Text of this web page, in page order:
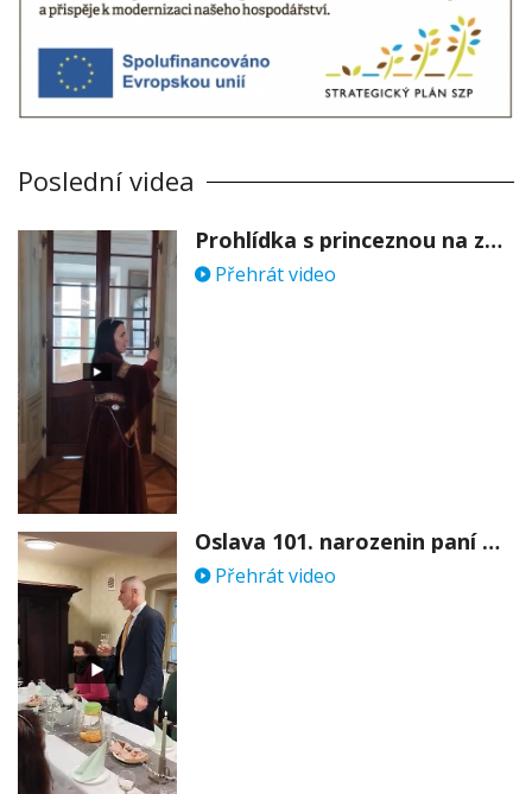
Poslední videa
Prohlídka s princeznou na zámku Stekník
Přehrát video
Oslava 101. narozenin paní Věry Skořepové
Přehrát video